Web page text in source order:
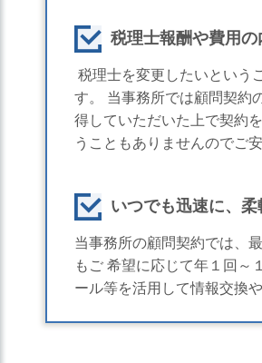
税理士報酬や費用
税理士を変更したいという
す。 当事務所では顧問契約
得していただいた上で契約
うこともありませんのでご
いつでも迅速に、
当事務所の顧問契約では、
もご 希望に応じて年１回～
ール等を活用して情報交換